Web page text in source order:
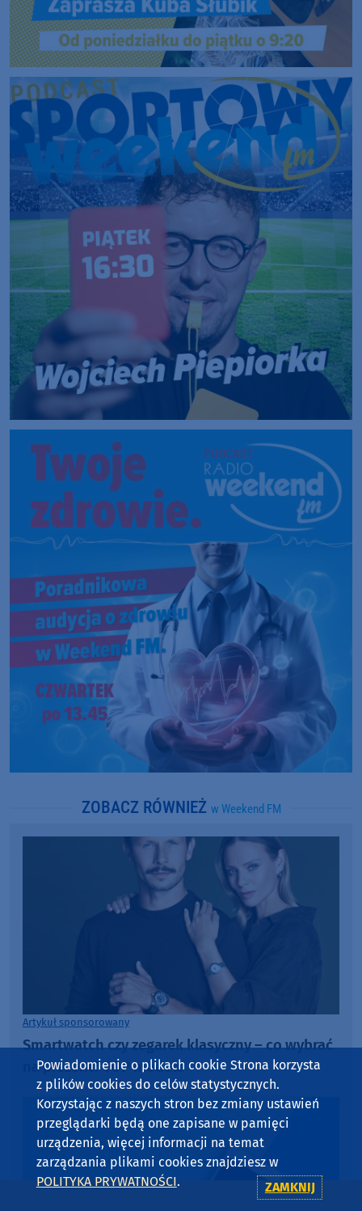
ZOBACZ RÓWNIEŻ w Weekend FM
Artykuł sponsorowany
Smartwatch czy zegarek klasyczny – co wybrać
na prezent? TOP modele
Powiadomienie o plikach cookie Strona korzysta
z plików cookies do celów statystycznych.
Korzystając z naszych stron bez zmiany ustawień
przeglądarki będą one zapisane w pamięci
urządzenia, więcej informacji na temat
zarządzania plikami cookies znajdziesz w
POLITYKA PRYWATNOŚCI. ZAMKNIJ